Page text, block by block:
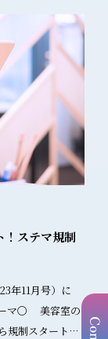
やすく、規制対
果・効能に関
品表
法
、BtoB広告は
終的に一般消費
。 Q5: 社
法は？ A5:
なポイントは以
料プレゼント中！
プラン（バリ
なっているの
す。 どん
のような内容で
誤認・不実証
ティング ・
機法の対
ポイント解
③ 化粧
！ステマ規制
年11月号）に